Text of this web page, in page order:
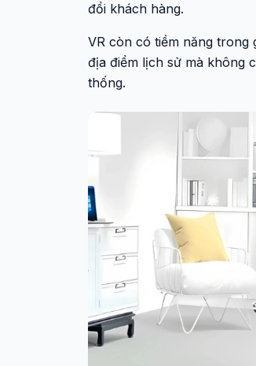
đổi khách hàng.
VR còn có tiềm năng trong
địa điểm lịch sử mà không
thống.